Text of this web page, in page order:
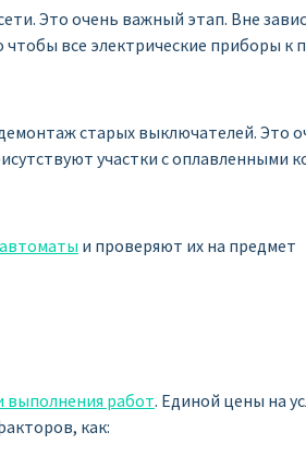
Это очень важный этап. Вне
все электрические приборы к
старых выключателей. Это
участки с оплавленными
и проверяют их на предмет
выполнения работ. Единой цены на
как: